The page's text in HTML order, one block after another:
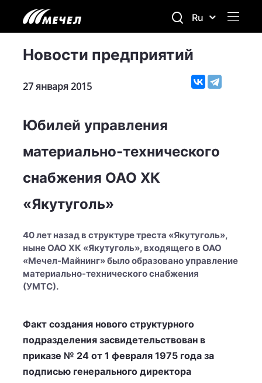
Ru
Новости предприятий
27 января 2015
Юбилей управления
материально-технического
снабжения ОАО ХК
«Якутуголь»
40 лет назад в структуре треста «Якутуголь»,
ныне ОАО ХК «Якутуголь», входящего в ОАО
«Мечел-Майнинг» было образовано управление
материально-технического снабжения
(УМТС).
Факт создания нового структурного
подразделения засвидетельствован в
приказе № 24 от 1 февраля 1975 года за
подписью генерального директора